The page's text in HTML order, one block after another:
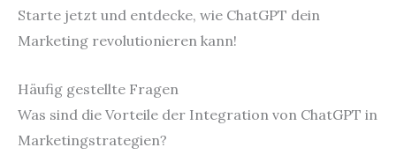
Starte jetzt und entdecke, wie ChatGPT dein
Marketing revolutionieren kann!
Häufig gestellte Fragen
Was sind die Vorteile der Integration von ChatGPT in
Marketingstrategien?